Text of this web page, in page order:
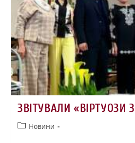
ЗВІТУВАЛИ «ВІРТУОЗИ
Новини